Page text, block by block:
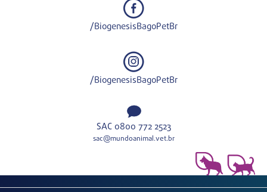
/BiogenesisBagoPetBr
/BiogenesisBagoPetBr
SAC 0800 772 2523
sac@mundoanimal.vet.br